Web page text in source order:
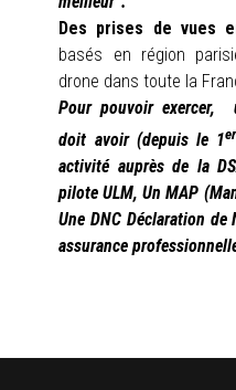
Des prises de vues
basés en région
drone dans toute la
Pour pouvoir exercer,
doit avoir (depuis le 1er
activité auprès de la
pilote ULM, Un MAP
Une DNC Déclaration de
assurance